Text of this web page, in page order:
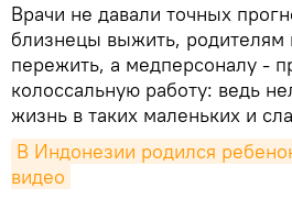
Врачи не давали точных
близнецы выжить,
пережить, а медперсоналу -
колоссальную работу: ведь
жизнь в таких маленьких и
В Индонезии родился
видео